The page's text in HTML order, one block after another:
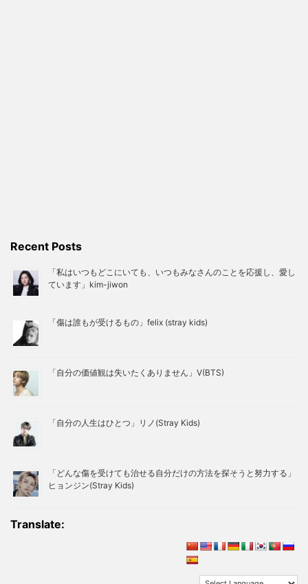
Recent Posts
「私はいつもどこにいても、いつもみなさんのことを応援し、愛し
ています」kim-jiwon
「傷は誰もが受けるもの」felix (stray kids)
「自分の価値観は失いたくありません」V(BTS)
「自分の人生はひとつ」リノ(Stray Kids)
「どんな傷を受けても治せる自分だけの方法を探そうと努力する」
ヒョンジン(Stray Kids)
Translate: